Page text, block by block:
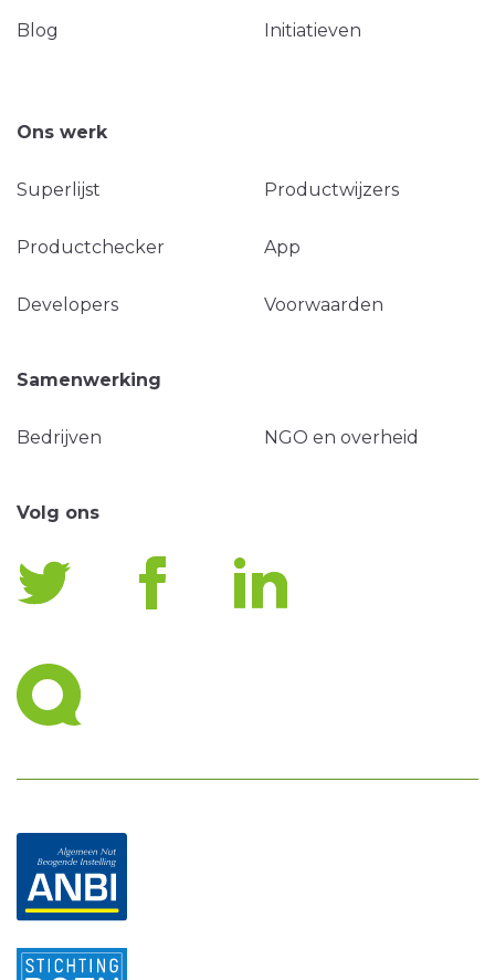
Blog Initiatieven
Ons werk
Superlijst Productwijzers
Productchecker App
Developers Voorwaarden
Samenwerking
Bedrijven NGO en overheid
Volg ons